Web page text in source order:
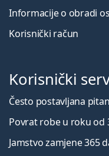
Informacije o obradi
Korisnički račun
Korisnički
Često postavljana
Povrat robe u roku od
Jamstvo zamjene 365